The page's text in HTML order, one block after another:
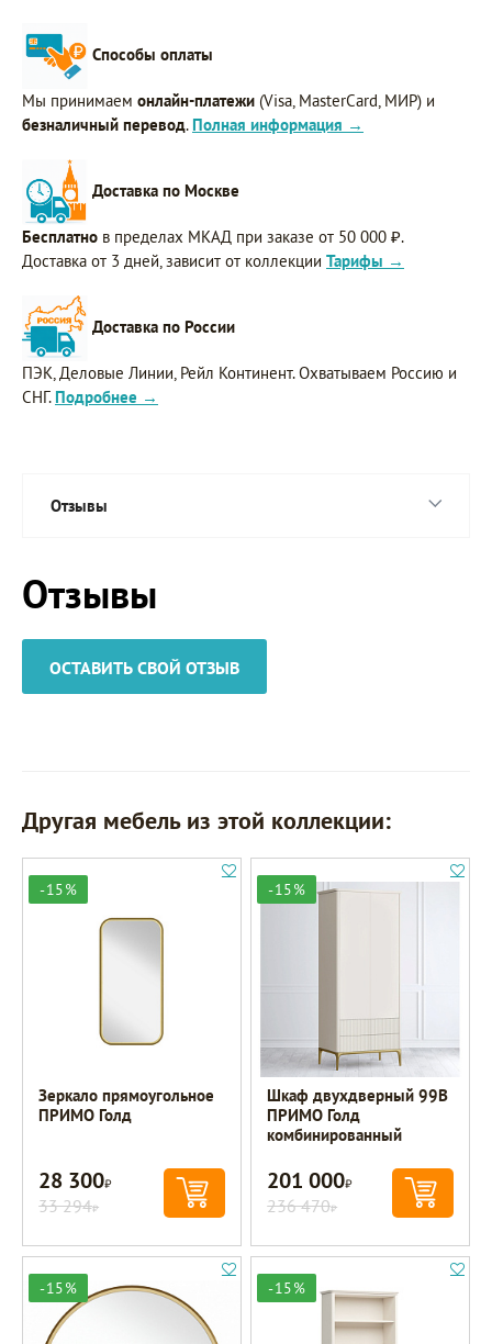
Способы оплаты
Мы принимаем онлайн-платежи (Visa, MasterCard, МИР) и
безналичный перевод. Полная информация →
Доставка по Москве
Бесплатно в пределах МКАД при заказе от 50 000 ₽.
Доставка от 3 дней, зависит от коллекции Тарифы →
Доставка по России
ПЭК, Деловые Линии, Рейл Континент. Охватываем Россию и
СНГ. Подробнее →
Отзывы
Отзывы
ОСТАВИТЬ СВОЙ ОТЗЫВ
Другая мебель из этой коллекции:
-15%
Зеркало прямоугольное
ПРИМО Голд
28 300Р
33 294Р
-15%
Шкаф двухдверный 99B
ПРИМО Голд
комбинированный
201 000Р
236 470Р
-15% -15%